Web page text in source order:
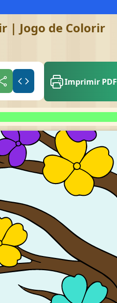
| Jogo de Colorir
Imprimir PDF